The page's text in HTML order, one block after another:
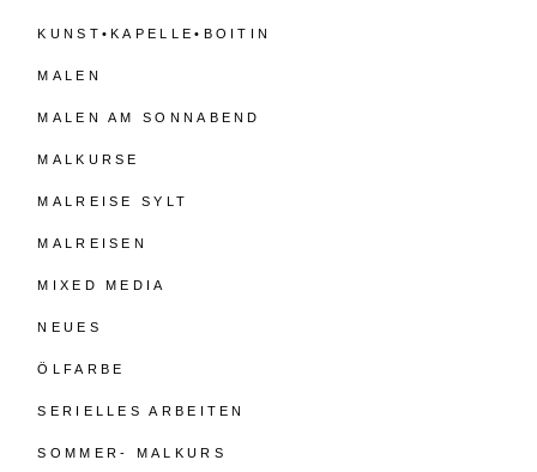
KUNST•KAPELLE•BOITIN
MALEN
MALEN AM SONNABEND
MALKURSE
MALREISE SYLT
MALREISEN
MIXED MEDIA
NEUES
ÖLFARBE
SERIELLES ARBEITEN
SOMMER- MALKURS